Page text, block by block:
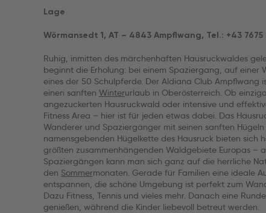
Lage
Wörmansedt 1, AT – 4843 Ampflwang, Tel.: +43
Ruhig, inmitten des märchenhaften Hausruckwaldes
beginnt die Erholung: bei einem Spaziergang, auf einer
eines der 50 Schulpferde. Der Aldiana Club Ampflwang
einen sanften Winterurlaub in Oberösterreich. Ob
angezuckerten Hausruckwald oder intensive und
Fitness Area – hier ist für jeden etwas dabei. Das
Wanderer und Spaziergänger mit seinen sanften Hügeln
namensgebenden Hügelkette des Hausruck bieten sich
größten zusammenhängenden Waldgebiete Europas –
Spaziergängen kann man sich ganz auf die herrliche
den Sommermonaten. Gerade für Familien eine ideale
entspannen, die schöne Umgebung ist perfekt zum
Dazu Fitness, Tennis und vieles mehr. Danach eine
genießen, während die Kinder liebevoll betreut werden.